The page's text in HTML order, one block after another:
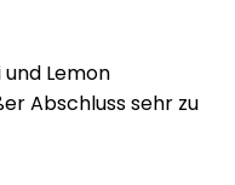
und Lemon
Abschluss sehr zu